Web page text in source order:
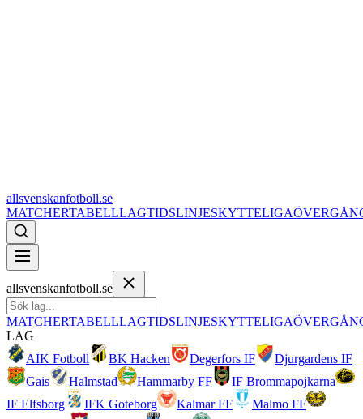
allsvenskanfotboll.se
MATCHERTABELLLAGTIDSLINJESKYTTELIGA
allsvenskanfotboll.se
MATCHERTABELLLAGTIDSLINJESKYTTELIGA
LAG
AIK Fotboll
BK Hacken Degerfors IF
Djurgardens IF
Gais
Halmstad Hammarby FF
IF Brommapojkarna
IF Elfsborg
IFK Goteborg Kalmar FF
Malmo FF